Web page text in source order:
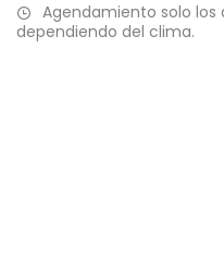
Agendamiento solo los
dependiendo del clima.